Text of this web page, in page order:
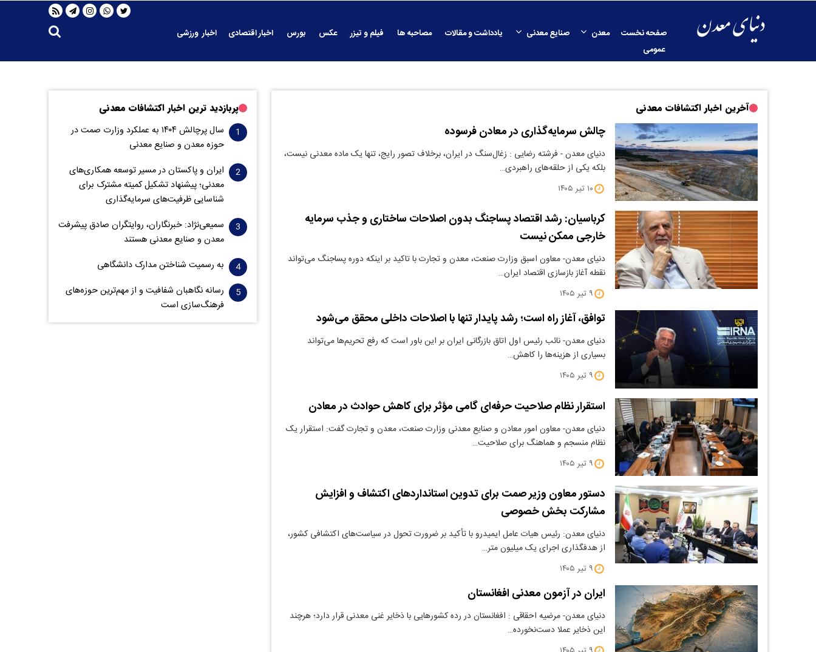
صفحه نخست معدن صنایع معدنی یادداشت و مقالات مصاحبه ها فیلم و تیزر عکس بورس اخبار اقتصادی
اخبار ورزشی
عمومی
آخرین اخبار اکتشافات معدنی
چالش سرمایه‌گذاری در معادن فرسوده
دنیای معدن - فرشته رضایی : زغال‌سنگ در ایران، برخلاف تصور رایج، تنها یک ماده معدنی نیست،
بلکه یکی از حلقه‌های راهبردی…
۱۰ تیر ۱۴۰۵
کرباسیان: رشد اقتصاد پساجنگ بدون اصلاحات ساختاری و جذب سرمایه
خارجی ممکن نیست
دنیای معدن- معاون اسبق وزارت صنعت، معدن و تجارت با تاکید بر اینکه دوره پساجنگ می‌تواند
نقطه آغاز بازسازی اقتصاد ایران…
۹ تیر ۱۴۰۵
توافق، آغاز راه است؛ رشد پایدار تنها با اصلاحات داخلی محقق می‌شود
​دنیای معدن- نائب رئیس اول اتاق بازرگانی ایران بر این باور است که رفع تحریم‌ها می‌تواند
بسیاری از هزینه‌ها را کاهش…
۹ تیر ۱۴۰۵
استقرار نظام صلاحیت حرفه‌ای گامی مؤثر برای کاهش حوادث در معادن
​دنیای معدن- معاون امور معادن و صنایع معدنی وزارت صنعت، معدن و تجارت گفت: استقرار یک
نظام منسجم و هماهنگ برای صلاحیت…
۹ تیر ۱۴۰۵
دستور معاون وزیر صمت برای تدوین استانداردهای اکتشاف و افزایش
مشارکت بخش خصوصی
دنیای معدن: رئیس هیات عامل ایمیدرو با تأکید بر ضرورت تحول در سیاست‌های اکتشافی کشور،
از هدفگذاری اجرای یک میلیون متر…
۹ تیر ۱۴۰۵
ایران در آزمون معدنی افغانستان
دنیای معدن- مرضیه احقاقی : افغانستان در رده کشورهایی با ذخایر غنی معدنی قرار دارد؛ هرچند
این ذخایر عملا دست‌نخورده…
پربازدید ترین اخبار اکتشافات معدنی
سال پرچالش ۱۴۰۴ به عملکرد وزارت صمت در
حوزه معدن و صنایع معدنی
ایران و پاکستان در مسیر توسعه همکاری‌های
معدنی؛ پیشنهاد تشکیل کمیته مشترک برای
شناسایی ظرفیت‌های سرمایه‌گذاری
سمیعی‌نژاد: خبرنگاران، روایتگران صادق پیشرفت
معدن و صنایع معدنی هستند
به رسمیت شناختن مدارک دانشگاهی
رسانه نگاهبان شفافیت و از مهم‌ترین حوزه‌های
فرهنگ‌سازی است